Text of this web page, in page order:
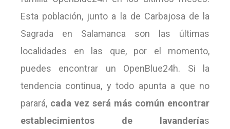
Esta población, junto a la de Carbajosa de la
Sagrada en Salamanca son las últimas
localidades en las que, por el momento,
puedes encontrar un OpenBlue24h. Si la
tendencia continua, y todo apunta a que no
parará, cada vez será más común encontrar
establecimientos de lavanderías